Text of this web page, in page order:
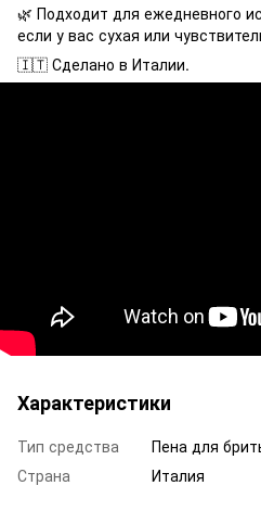
🌿 Подходит для ежедневного
если у вас сухая или
🇮🇹 Сделано в Италии.
Характеристики
Тип средства
Пена для
Страна
Италия